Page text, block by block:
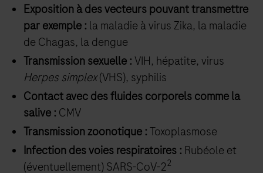
Exposition à des vecteurs pouvant transmettre
par exemple : la maladie à virus Zika, la maladie
de Chagas, la dengue
Transmission sexuelle :VIH, hépatite, virus
Herpes simplex(VHS), syphilis
Contact avec des fluides corporels comme la
salive : CMV
Transmission zoonotique :Toxoplasmose
Infection des voies respiratoires : Rubéole et
(éventuellement) SARS-CoV-22